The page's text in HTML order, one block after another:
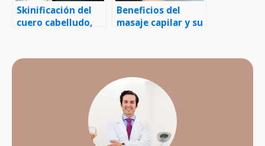
Skinificación del
cuero cabelludo,
Beneficios del
masaje capilar y su
cabello